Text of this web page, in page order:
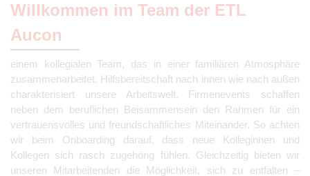
Willkommen im Team der ETL
Aucon
einem kollegialen Team, das in einer familiären Atmosphäre
zusammenarbeitet. Hilfsbereitschaft nach innen wie nach außen
charakterisiert unsere Arbeitswelt. Firmenevents schaffen
neben dem beruflichen Beisammensein den Rahmen für ein
vertrauensvolles und freundschaftliches Miteinander. So achten
wir beim Onboarding darauf, dass neue Kolleginnen und
Kollegen sich rasch zugehörig fühlen. Gleichzeitig bieten wir
unseren Mitarbeitenden die Möglichkeit, sich zu entfalten –